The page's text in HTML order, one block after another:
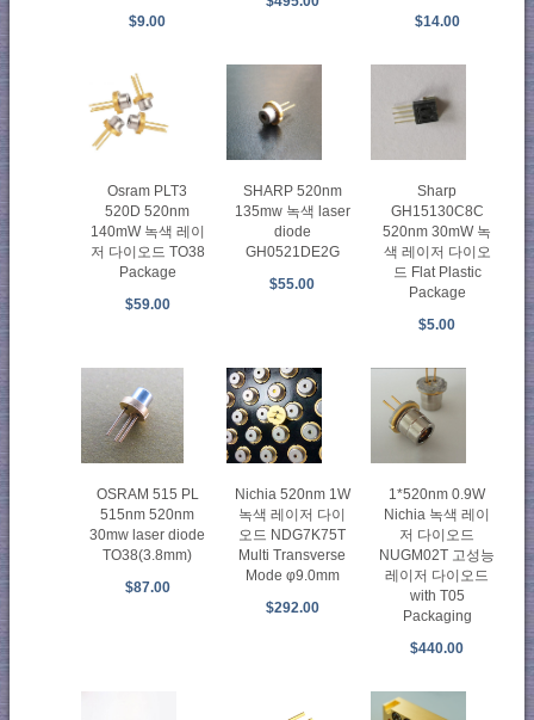
$9.00
$14.00
Osram PLT3
520D 520nm
140mW 녹색 레이
저 다이오드 TO38
Package
$59.00
SHARP 520nm
135mw 녹색 laser
diode
GH0521DE2G
$55.00
Sharp
GH15130C8C
520nm 30mW 녹
색 레이저 다이오
드 Flat Plastic
Package
$5.00
OSRAM 515 PL
515nm 520nm
30mw laser diode
TO38(3.8mm)
$87.00
Nichia 520nm 1W
녹색 레이저 다이
오드 NDG7K75T
Multi Transverse
Mode φ9.0mm
$292.00
1*520nm 0.9W
Nichia 녹색 레이
저 다이오드
NUGM02T 고성능
레이저 다이오드
with T05
Packaging
$440.00